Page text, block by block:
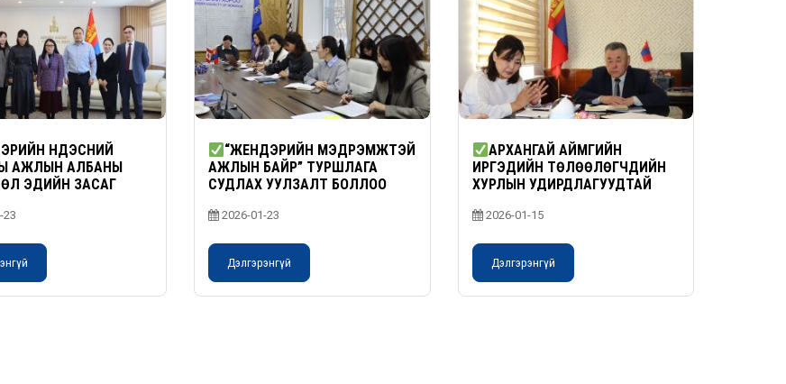
ҮНДЭСНИЙ
АЖЛЫН АЛБАНЫ
ЭДИЙН ЗАСАГ
23
“ЖЕНДЭРИЙН МЭДРЭМЖТЭЙ
АЖЛЫН БАЙР” ТУРШЛАГА
СУДЛАХ УУЛЗАЛТ БОЛЛОО
2026-01-23
Дэлгэрэнгүй
АРХАНГАЙ АЙМГИЙН
ИРГЭДИЙН ТӨЛӨӨЛӨГЧДИЙН
ХУРЛЫН УДИРДЛАГУУДТАЙ
2026-01-15
Дэлгэрэнгүй